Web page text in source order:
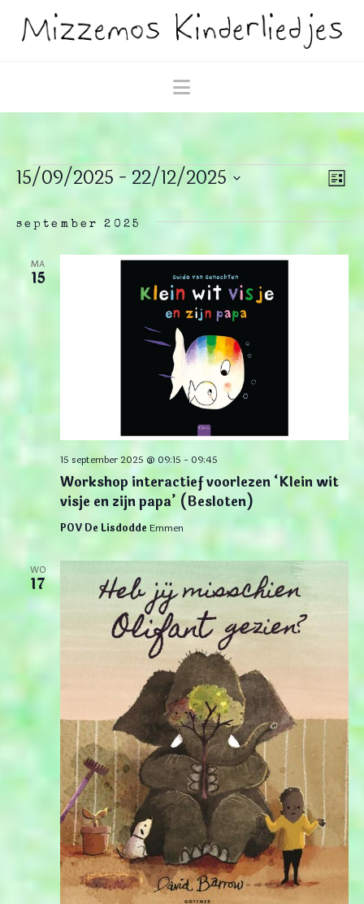
Navigation
Evenementen Lijst
15/09/2025 - 22/12/2025
een
september 2025
MA
15
Workshop interactief voorlezen ‘Klein wit
visje en zijn papa’ (Besloten)
15 september 2025 @ 09:15 - 09:45
POV De Lisdodde Emmen
WO
17